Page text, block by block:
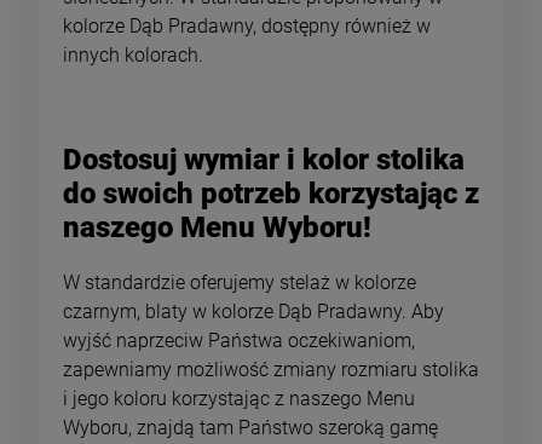
kolorze Dąb Pradawny, dostępny również w
innych kolorach.
Dostosuj wymiar i kolor stolika
do swoich potrzeb korzystając z
naszego Menu Wyboru!
W standardzie oferujemy stelaż w kolorze
czarnym, blaty w kolorze Dąb Pradawny. Aby
wyjść naprzeciw Państwa oczekiwaniom,
zapewniamy możliwość zmiany rozmiaru stolika
i jego koloru korzystając z naszego Menu
Wyboru, znajdą tam Państwo szeroką gamę